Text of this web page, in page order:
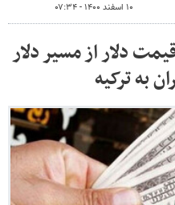
۱۰ اسفند ۱۴۰۰ - ۰۷:۳۴
دلار از مسیر دلار
به ترکیه